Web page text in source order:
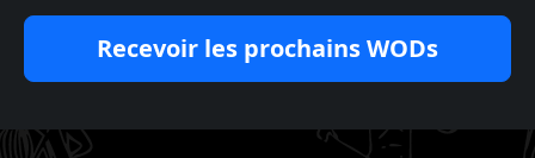
Recevoir les prochains WODs